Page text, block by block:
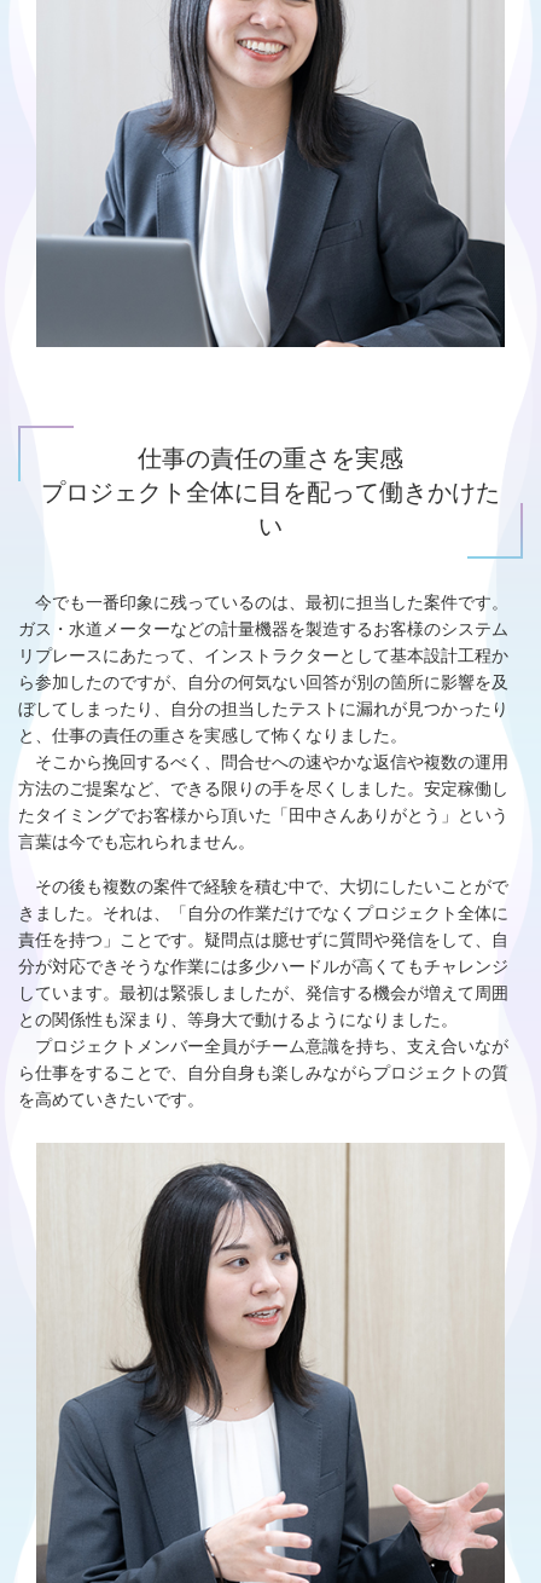
仕事の責任の重さを実感
プロジェクト全体に目を配って働きかけた
い
今でも一番印象に残っているのは、最初に担当した案件です。
ガス・水道メーターなどの計量機器を製造するお客様のシステム
リプレースにあたって、インストラクターとして基本設計工程か
ら参加したのですが、自分の何気ない回答が別の箇所に影響を及
ぼしてしまったり、自分の担当したテストに漏れが見つかったり
と、仕事の責任の重さを実感して怖くなりました。
そこから挽回するべく、問合せへの速やかな返信や複数の運用
方法のご提案など、できる限りの手を尽くしました。安定稼働し
たタイミングでお客様から頂いた「田中さんありがとう」という
言葉は今でも忘れられません。
その後も複数の案件で経験を積む中で、大切にしたいことがで
きました。それは、「自分の作業だけでなくプロジェクト全体に
責任を持つ」ことです。疑問点は臆せずに質問や発信をして、自
分が対応できそうな作業には多少ハードルが高くてもチャレンジ
しています。最初は緊張しましたが、発信する機会が増えて周囲
との関係性も深まり、等身大で動けるようになりました。
プロジェクトメンバー全員がチーム意識を持ち、支え合いなが
ら仕事をすることで、自分自身も楽しみながらプロジェクトの質
を高めていきたいです。